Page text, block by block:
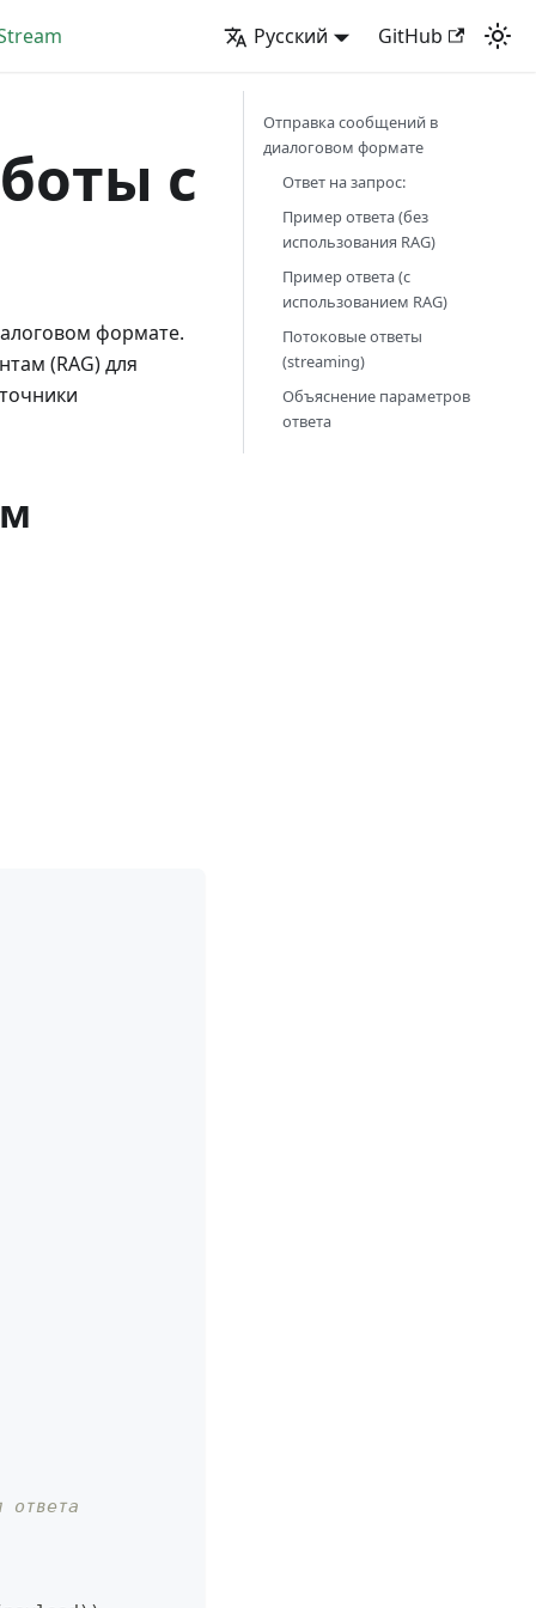
Русский GitHub
с
формате.
(RAG) для
ответа
Отправка сообщений в
диалоговом формате
Ответ на запрос:
Пример ответа (без
использования RAG)
Пример ответа (с
использованием RAG)
Потоковые ответы
(streaming)
Объяснение параметров
ответа